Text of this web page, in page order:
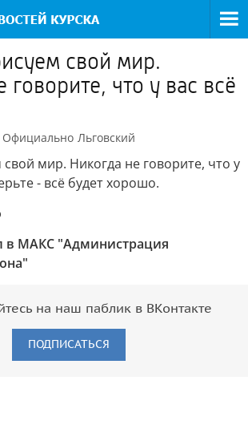
свой мир.
говорите, что у вас всё
Официально Льговский
мир. Никогда не говорите, что у
- всё будет хорошо.
в МАКС "Администрация
на наш паблик в ВКонтакте
ПОДПИСАТЬСЯ